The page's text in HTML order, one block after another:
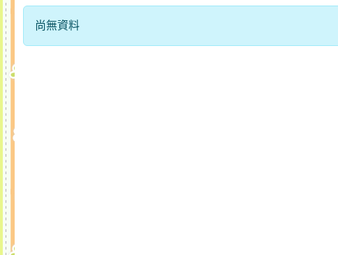
尚無資料